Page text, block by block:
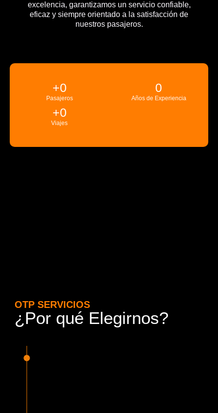
excelencia, garantizamos un servicio confiable,
eficaz y siempre orientado a la satisfacción de
nuestros pasajeros.
Pasajeros
+0
Años de Experiencia
0
Viajes
+0
OTP SERVICIOS
¿Por qué Elegirnos?